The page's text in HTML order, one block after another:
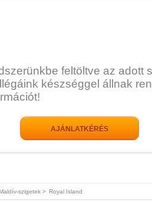
feltöltve az adott
készséggel állnak
AJÁNLATKÉRÉS
Maldív-szigetek > Royal Island